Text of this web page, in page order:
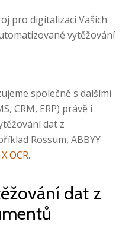
pro digitalizaci Vašich
vytěžování
společně s dalšími
CRM, ERP) právě i
dat z
Rossum, ABBYY
OCR.
dat z